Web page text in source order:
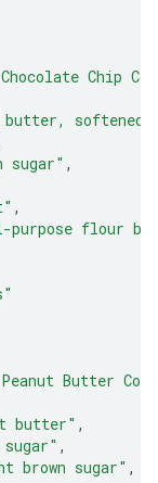
Chip
softened"
sugar" ,
,
flour
Butter
butter" ,
,
brown sugar" ,